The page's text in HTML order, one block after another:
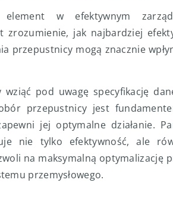
w efektywnym
zrozumienie, jak najbardziej
przepustnicy mogą znacznie
pod uwagę specyfikację
przepustnicy jest
jej optymalne działanie.
nie tylko efektywność, ale
na maksymalną optymalizację
przemysłowego.